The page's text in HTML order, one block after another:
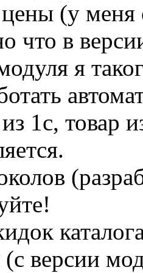
(у меня
что в
я
1с, товар
версии